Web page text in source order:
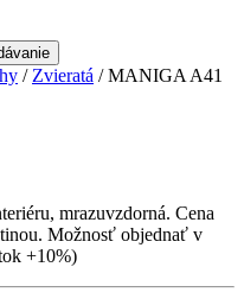
/ Zvieratá / MANIGA A41
mrazuvzdorná. Cena
Možnosť objednať v
+10%)